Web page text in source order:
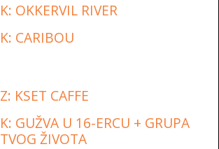
K: OKKERVIL RIVER
K: CARIBOU
Z: KSET CAFFE
K: GUŽVA U 16-ERCU + GRUPA
TVOG ŽIVOTA